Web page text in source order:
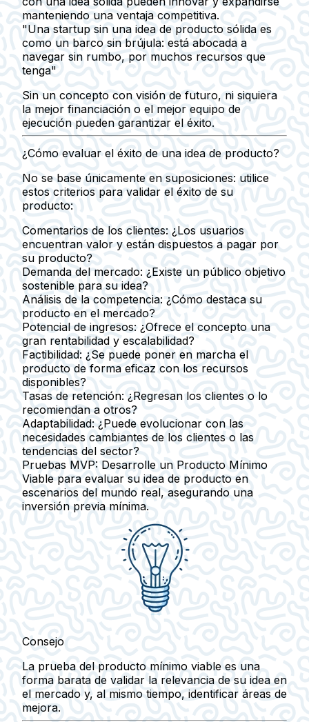
manteniendo una ventaja competitiva.
"Una startup sin una idea de producto sólida es
como un barco sin brújula: está abocada a
navegar sin rumbo, por muchos recursos que
tenga"
Sin un concepto con visión de futuro, ni siquiera
la mejor financiación o el mejor equipo de
ejecución pueden garantizar el éxito.
¿Cómo evaluar el éxito de una idea de producto?
No se base únicamente en suposiciones: utilice
estos criterios para validar el éxito de su
producto:
Comentarios de los clientes: ¿Los usuarios
encuentran valor y están dispuestos a pagar por
su producto?
Demanda del mercado: ¿Existe un público objetivo
sostenible para su idea?
Análisis de la competencia: ¿Cómo destaca su
producto en el mercado?
Potencial de ingresos: ¿Ofrece el concepto una
gran rentabilidad y escalabilidad?
Factibilidad: ¿Se puede poner en marcha el
producto de forma eficaz con los recursos
disponibles?
Tasas de retención: ¿Regresan los clientes o lo
recomiendan a otros?
Adaptabilidad: ¿Puede evolucionar con las
necesidades cambiantes de los clientes o las
tendencias del sector?
Pruebas MVP: Desarrolle un Producto Mínimo
Viable para evaluar su idea de producto en
escenarios del mundo real, asegurando una
inversión previa mínima.
Consejo
La prueba del producto mínimo viable es una
forma barata de validar la relevancia de su idea en
el mercado y, al mismo tiempo, identificar áreas de
mejora.